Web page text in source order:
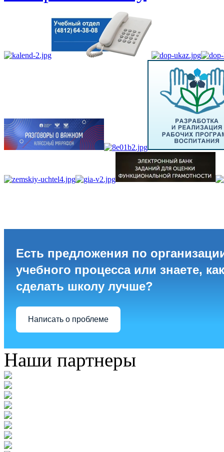
Есть предложения по
учебного процесса или знаете, как
сделать школу лучше?
Написать о проблеме
Наши партнеры